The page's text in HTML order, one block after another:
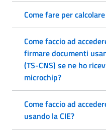
Come fare per
Come faccio ad
firmare documenti
(TS-CNS) se ne ho
microchip?
Come faccio ad
usando la CIE?